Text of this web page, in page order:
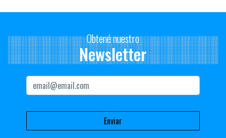
Le hablamos a jóvenes de entre 15 y 25 años de NSE medio y
medio-alto. Tienen sensibilidad estética, gusto por el arte y el
diseño sin embargo son quienes menos visitan el museo.
Desconocen en su mayoría la obra del Gurvich.
¿QUE SE PRETENDE LOGRAR CON LA COMUNICACIÓN?
diario de visitantes al museo. El objetivo es incrementar la fuente
de ingresos a través de la venta de entradas, como forma de
Obtené nuestro
Newsletter